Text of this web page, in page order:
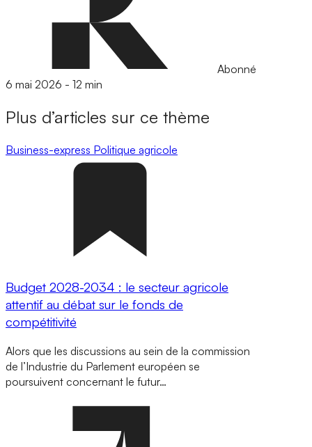
Abonné
6 mai 2026 - 12 min
Plus d’articles sur ce thème
Business-express Politique agricole
Budget 2028-2034 : le secteur agricole
attentif au débat sur le fonds de
compétitivité
Alors que les discussions au sein de la commission
de l’Industrie du Parlement européen se
poursuivent concernant le futur…